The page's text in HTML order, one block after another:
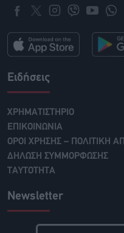
Ειδήσεις
ΧΡΗΜΑΤΙΣΤΗΡΙΟ
ΕΠΙΚΟΙΝΩΝΙΑ
ΟΡΟΙ ΧΡΗΣΗΣ – ΠΟΛΙΤΙΚΗ
ΔΗΛΩΣΗ ΣΥΜΜΟΡΦΩΣΗΣ
ΤΑΥΤΟΤΗΤΑ
Newsletter